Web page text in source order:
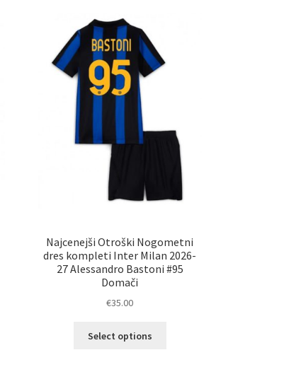
Najcenejši Otroški Nogometni
dres kompleti Inter Milan 2026-
27 Alessandro Bastoni #95
Domači
€35.00
Select options